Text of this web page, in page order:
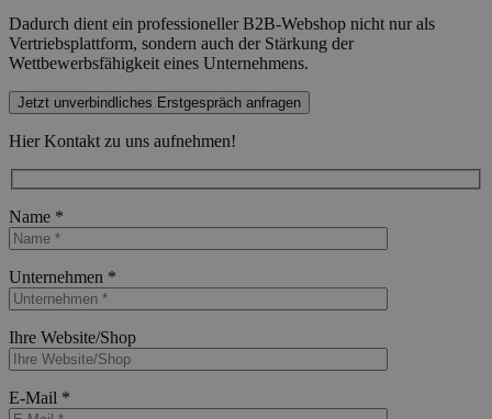
Dadurch dient ein professioneller B2B-Webshop nicht nur als
Vertriebsplattform, sondern auch der Stärkung der
Wettbewerbsfähigkeit eines Unternehmens.
Jetzt unverbindliches Erstgespräch anfragen
Hier Kontakt zu uns aufnehmen!
Name *
Unternehmen *
Ihre Website/Shop
E-Mail *